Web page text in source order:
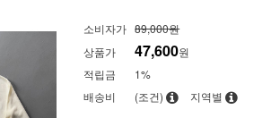
소비자가 89,000원
상품가
47,600원
적립금
1%
배송비
(조건) 지역별